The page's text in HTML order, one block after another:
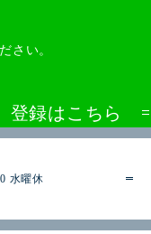
水曜休
さい。
登録はこちら